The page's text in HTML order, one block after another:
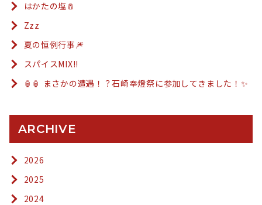
はかたの塩🧂
Zzz
夏の恒例行事🎆
スパイスMIX!!
🏮🏮 まさかの遭遇！？石崎奉燈祭に参加してきました！✨
ARCHIVE
2026
2025
2024